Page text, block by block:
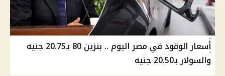
أسعار الوقود في مصر اليوم .. بنزين 80 بـ20.75 جنيه
والسولار بـ20.50 جنيه